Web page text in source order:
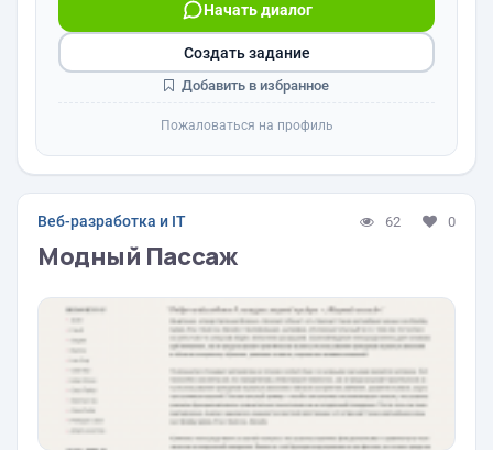
Начать диалог
Создать задание
Добавить в избранное
Пожаловаться на профиль
Веб-разработка и IT 62 0
Модный Пассаж